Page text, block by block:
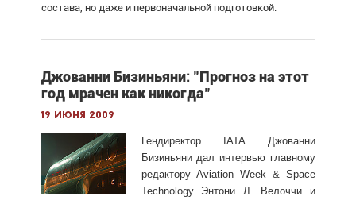
состава, но даже и первоначальной подготовкой.
Джованни Бизиньяни: "Прогноз на этот
год мрачен как никогда"
19 июня 2009
Гендиректор IATA Джованни
Бизиньяни дал интервью главному
редактору Aviation Week & Space
Technology Энтони Л. Велоччи и